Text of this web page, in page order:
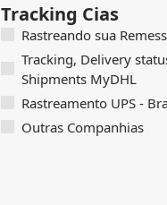
Tracking Cias
Rastreando sua
Tracking, Delivery
Shipments MyDHL
Rastreamento UPS -
Outras Companhias